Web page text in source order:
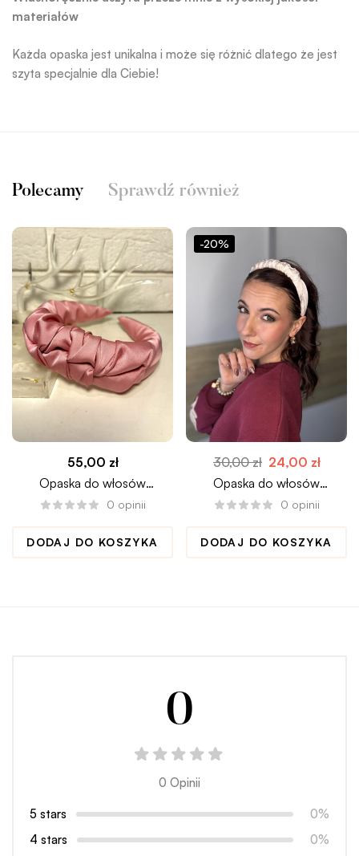
materiałów
Każda opaska jest unikalna i może się różnić dlatego że jest
szyta specjalnie dla Ciebie!
Polecamy Sprawdź również
55,00 zł
Opaska do włosów
marszczona XL BABY PINK
0 opinii
DODAJ DO KOSZYKA
-20%
30,00zł 24,00 zł
Opaska do włosów
CRYSTAL
0 opinii
DODAJ DO KOSZYKA
0
0 Opinii
5 stars
0%
4 stars
0%